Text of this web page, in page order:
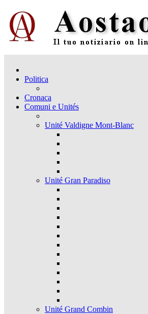
Politica
Cronaca
Comuni e Unités
Unité Valdigne Mont-Blanc
Unité Gran Paradiso
Unité Grand Combin